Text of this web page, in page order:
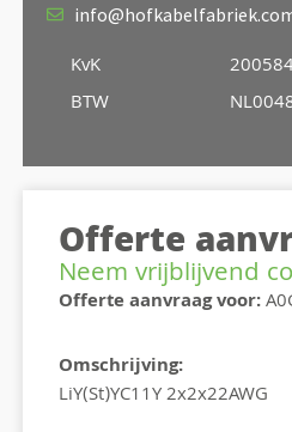
KvK
BTW
Offerte
Neem vrijblijvend
Offerte aanvraag voor:
Omschrijving:
LiY(St)YC11Y 2x2x22AWG